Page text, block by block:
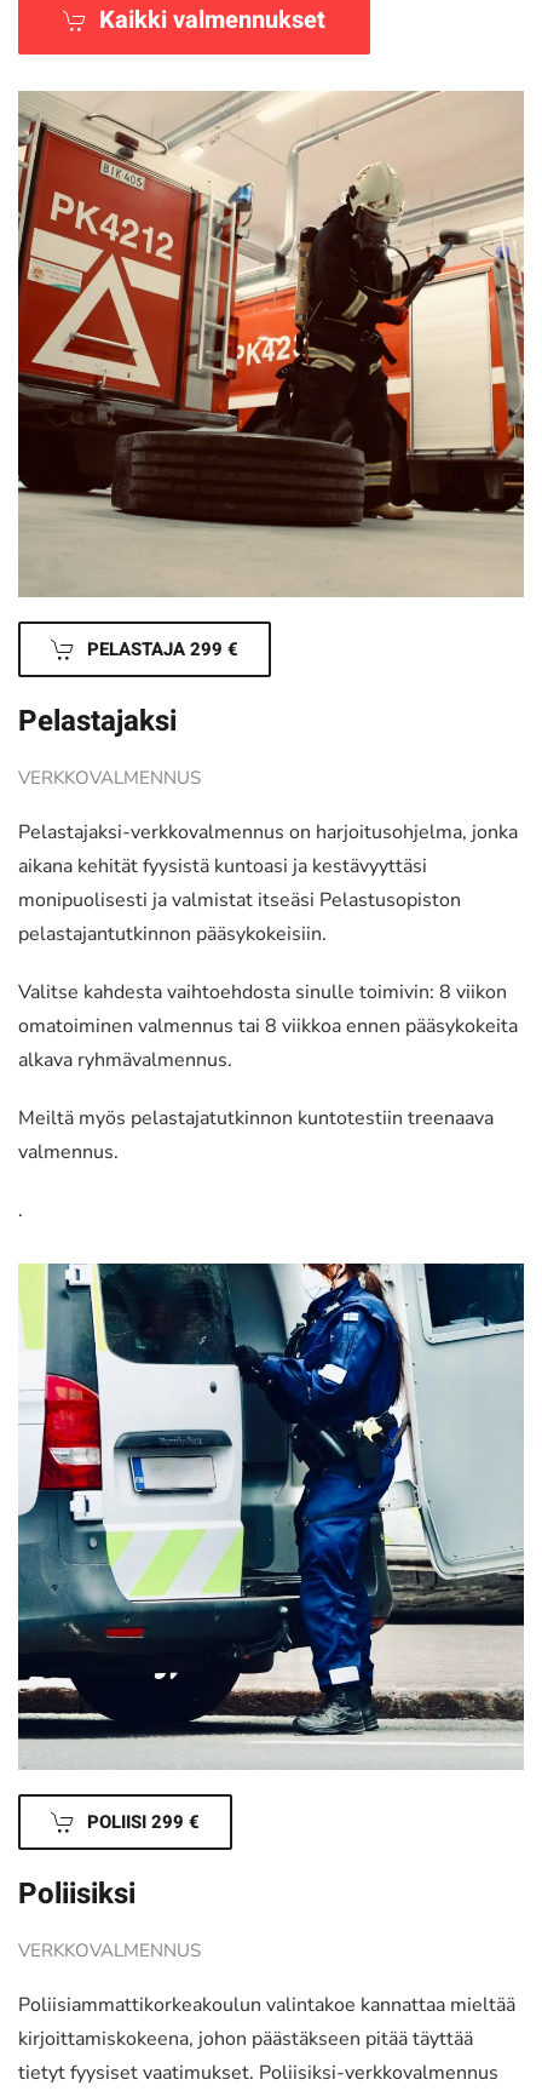
Kaikki valmennukset
PELASTAJA 299 €
Pelastajaksi
VERKKOVALMENNUS
Pelastajaksi-verkkovalmennus on harjoitusohjelma, jonka
aikana kehität fyysistä kuntoasi ja kestävyyttäsi
monipuolisesti ja valmistat itseäsi Pelastusopiston
pelastajantutkinnon pääsykokeisiin.
Valitse kahdesta vaihtoehdosta sinulle toimivin: 8 viikon
omatoiminen valmennus tai 8 viikkoa ennen pääsykokeita
alkava ryhmävalmennus.
Meiltä myös pelastajatutkinnon kuntotestiin treenaava
valmennus.
.
POLIISI 299 €
Poliisiksi
VERKKOVALMENNUS
Poliisiammattikorkeakoulun valintakoe kannattaa mieltää
kirjoittamiskokeena, johon päästäkseen pitää täyttää
tietyt fyysiset vaatimukset. Poliisiksi-verkkovalmennus